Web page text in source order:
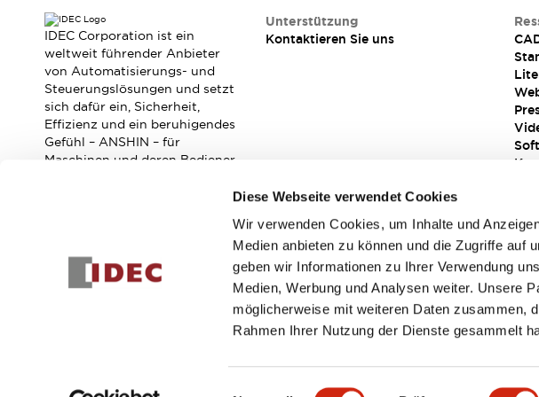
Diese Webseite verwendet Cookies
Wir verwenden Cookies, um Inhalte und
Medien anbieten zu können und die Zugriffe auf
geben wir Informationen zu Ihrer Verwendung
Medien, Werbung und Analysen weiter. Unsere
möglicherweise mit weiteren Daten zusammen,
Rahmen Ihrer Nutzung der Dienste gesammelt
Einwilligungsauswahl
Sicherheitslösungen
IDEC-Sicherheitskonzept
Kollaborative Sicherheit (Sicherheit 2.0)
Sicherheitsrelevante Gesetze und Normen
Sicherheitsausrüstung-Kurs
Entdecken Sie alles
Entdecken Sie alles
Videothek
Software-Updates
IDEC Corporation ist ein
weltweit führender Anbieter
von Automatisierungs- und
Steuerungslösungen und setzt
sich dafür ein, Sicherheit,
Effizienz und ein beruhigendes
Gefühl – ANSHIN – für
Maschinen und deren Bediener
Unterstützung
Kontaktieren Sie uns
Abonnieren Sie unseren Newsletter!
Registrieren
DatenschutzrichtlinieGeschäftsbedingungen